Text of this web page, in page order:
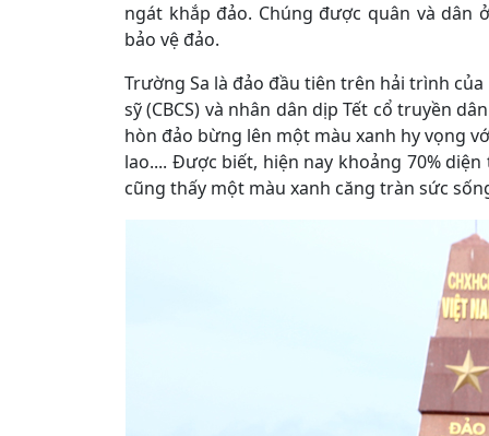
ngát khắp đảo. Chúng được quân và dân
bảo vệ đảo.
Trường Sa là đảo đầu tiên trên hải trình
sỹ (CBCS) và nhân dân dịp Tết cổ truyền
hòn đảo bừng lên một màu xanh hy vọng
lao.... Được biết, hiện nay khoảng 70%
cũng thấy một màu xanh căng tràn sức